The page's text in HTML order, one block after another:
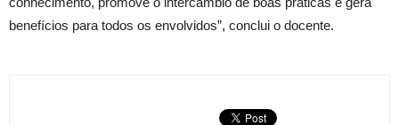
benefícios para todos os envolvidos”, conclui o docente.